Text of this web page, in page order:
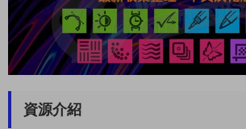
資源介紹